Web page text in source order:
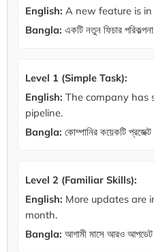
English: A new feature is
Bangla: একটি নতুন ফিচার
Level 1 (Simple Task):
English: The company has
pipeline.
Bangla: কোম্পানির কয়েকটি
Level 2 (Familiar Skills):
English: More updates are
month.
Bangla: আগামী মাসে আরও